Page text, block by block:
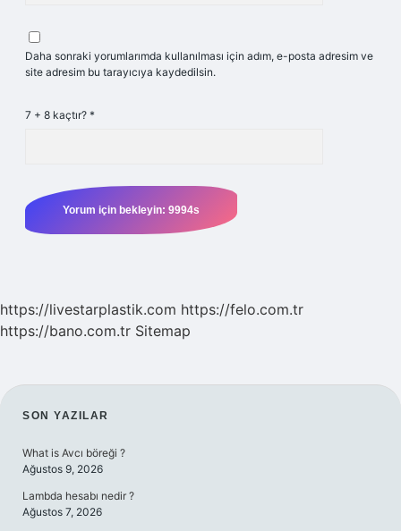
Daha sonraki yorumlarımda kullanılması için adım, e-posta adresim ve
site adresim bu tarayıcıya kaydedilsin.
7 + 8 kaçtır? *
https://livestarplastik.com https://felo.com.tr
https://bano.com.tr Sitemap
SIDEBAR
SON YAZILAR
What is Avcı böreği ?
Ağustos 9, 2026
Lambda hesabı nedir ?
Ağustos 7, 2026